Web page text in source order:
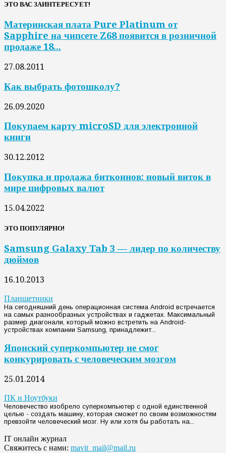
ЭТО ВАС ЗАИНТЕРЕСУЕТ!
Материнская плата Pure Platinum от
Sapphire на чипсете Z68 появится в розничной
продаже 18...
27.08.2011
Как выбрать фотошколу?
26.09.2020
Покупаем карту microSD для электронной
книги
30.12.2012
Покупка и продажа биткоинов: новый виток в
мире цифровых валют
15.04.2022
ЭТО ПОПУЛЯРНО!
Samsung Galaxy Tab 3 — лидер по количеству
дюймов
16.10.2013
Планшетники
На сегодняшний день операционная система Android встречается
на самых разнообразных устройствах и гаджетах. Максимальный
размер диагонали, который можно встретить на Android-
устройствах компании Samsung, принадлежит...
Японский суперкомпьютер не смог
конкурировать с человеческим мозгом
25.01.2014
ПК и Ноутбуки
Человечество изобрело суперкомпьютер с одной единственной
целью - создать машину, которая сможет по своим возможностям
превзойти человеческий мозг. Ну или хотя бы работать на...
IT онлайн журнал
Свяжитесь с нами: mavit_mail@mail.ru